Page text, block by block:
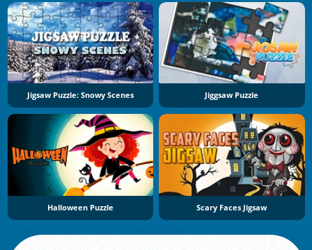
Jigsaw Puzzle: Snowy Scenes Jiggsaw Puzzle
Halloween Puzzle Scary Faces Jigsaw